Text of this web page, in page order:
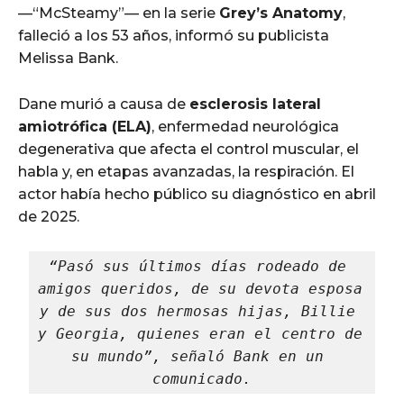
—“McSteamy”— en la serie Grey’s Anatomy,
falleció a los 53 años, informó su publicista
Melissa Bank.
Dane murió a causa de esclerosis lateral
amiotrófica (ELA), enfermedad neurológica
degenerativa que afecta el control muscular, el
habla y, en etapas avanzadas, la respiración. El
actor había hecho público su diagnóstico en abril
de 2025.
“Pasó sus últimos días rodeado de
amigos queridos, de su devota esposa
y de sus dos hermosas hijas, Billie
y Georgia, quienes eran el centro de
su mundo”, señaló Bank en un
comunicado.